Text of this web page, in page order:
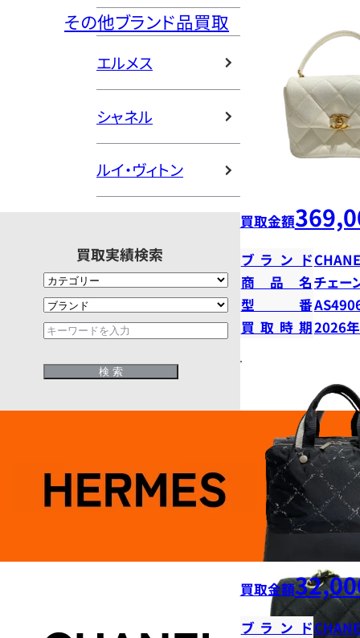
その他ブランド品買取
エルメス
シャネル
ルイ・ヴィトン
買取実績検索
買取金額
ブランド
商品名チェー
型番
買取時期2026
買取金額
ブランド